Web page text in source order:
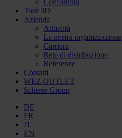
Conformità
Tour 3D
Azienda
Attualità
La nostra organizzazione
Carriera
Rete di distribuzione
Referenze
Contatti
WEZ OUTLET
Scherer Group
DE
FR
IT
EN